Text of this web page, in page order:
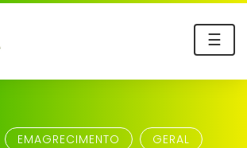
☰
EMAGRECIMENTO GERAL